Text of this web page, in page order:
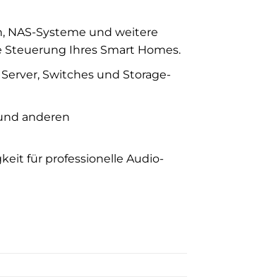
NAS-Systeme und weitere
Ihres Smart Homes.
Switches und Storage-
anderen
für professionelle Audio-